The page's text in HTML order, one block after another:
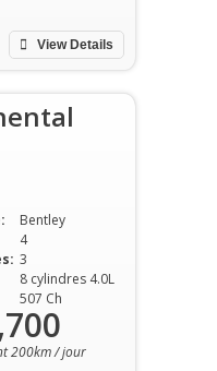
View Details
Bentley
4
3
8 cylindres 4.0L
507 Ch
200km / jour